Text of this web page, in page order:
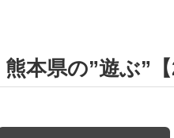
熊本県の”遊ぶ”